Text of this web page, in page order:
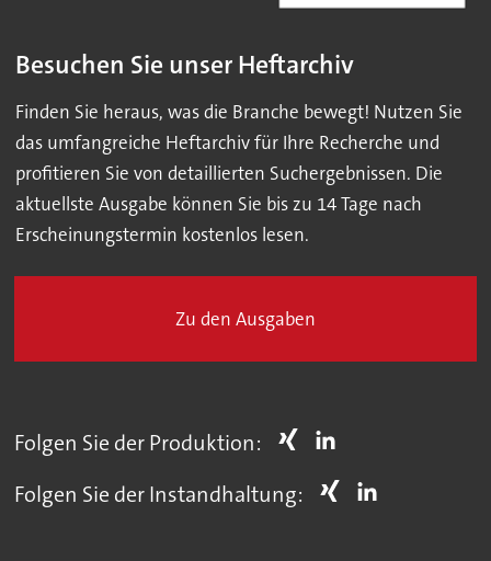
Besuchen Sie unser Heftarchiv
Finden Sie heraus, was die Branche bewegt! Nutzen Sie
das umfangreiche Heftarchiv für Ihre Recherche und
profitieren Sie von detaillierten Suchergebnissen. Die
aktuellste Ausgabe können Sie bis zu 14 Tage nach
Erscheinungstermin kostenlos lesen.
Zu den Ausgaben
Folgen Sie der Produktion:
Folgen Sie der Instandhaltung: